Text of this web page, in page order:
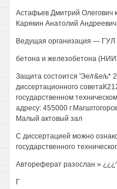
Астафьев Дмитрий Олегович
Карякин Анатолий Андреевич
Ведущая организация — ГУЛ
бетона и железобетона
Защита состоится 'Эе/г&е/ь*
диссертационного
государственном
адресу: 455000
Малый актовый зал
С диссертацией можно
государственного
Автореферат разослан »
Г